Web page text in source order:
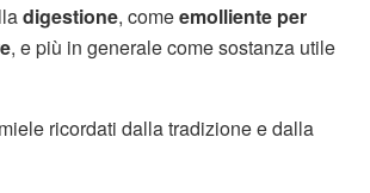
digestione, comeemolliente per
, e più in generale come sostanza utile
ricordati dalla tradizione e dalla